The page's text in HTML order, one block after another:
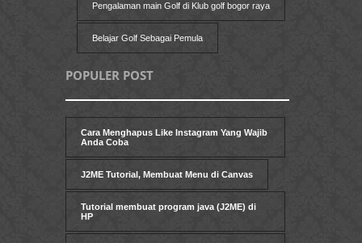
Pengalaman main Golf di Klub golf bogor raya
Belajar Golf Sebagai Pemula
POPULER POST
Cara Menghapus Like Instagram Yang Wajib
Anda Coba
J2ME Tutorial, Membuat Menu di Canvas
Tutorial membuat program java (J2ME) di
HP